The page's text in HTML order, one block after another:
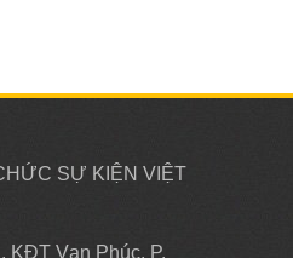
SỰ KIỆN VIỆT
KĐT Vạn Phúc, P.